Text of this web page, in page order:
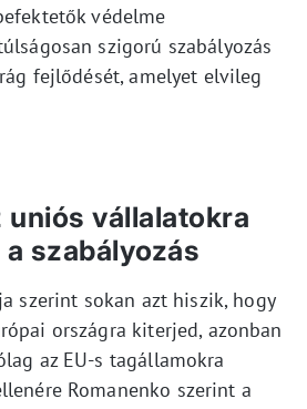
védelme
szigorú szabályozás
fejlődését, amelyet elvileg
uniós vállalatokra
szabályozás
szerint sokan azt hiszik, hogy
országra kiterjed, azonban
az EU-s tagállamokra
Romanenko szerint a